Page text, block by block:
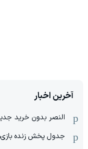
آخرین اخبار
النصر بدون خرید
جدول پخش زنده بازی‌های